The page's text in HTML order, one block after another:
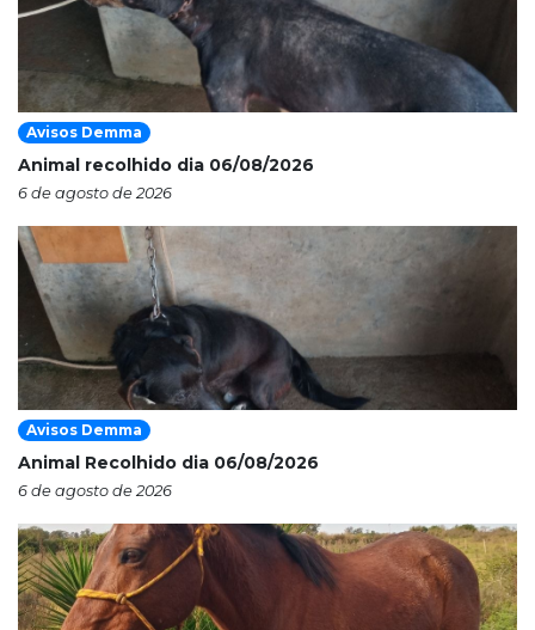
Avisos Demma
Animal recolhido dia 06/08/2026
6 de agosto de 2026
Avisos Demma
Animal Recolhido dia 06/08/2026
6 de agosto de 2026